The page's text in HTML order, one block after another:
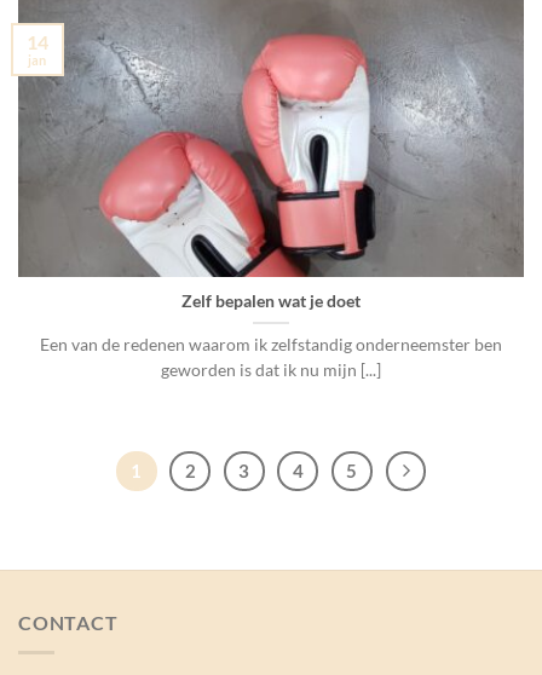
Zelf bepalen wat je doet
Een van de redenen waarom ik zelfstandig onderneemster ben
geworden is dat ik nu mijn [...]
14
jan
1 2 3 4 5
CONTACT